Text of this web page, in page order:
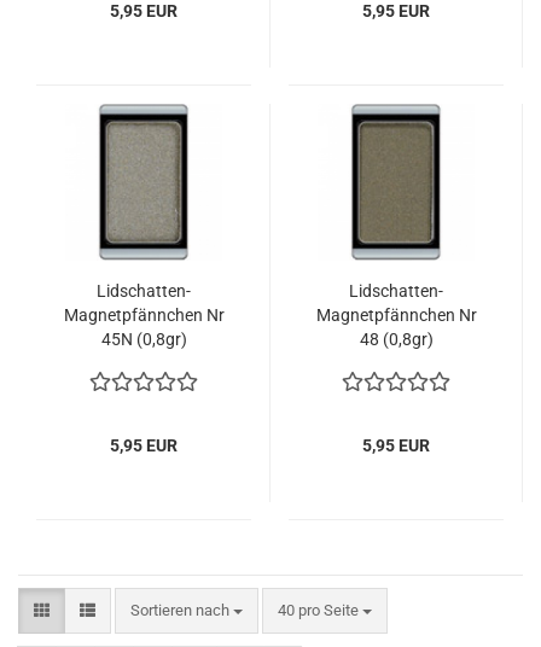
5,95 EUR 5,95 EUR
Lidschatten-
Magnetpfännchen Nr
45N (0,8gr)
5,95 EUR
Lidschatten-
Magnetpfännchen Nr
48 (0,8gr)
5,95 EUR
Sortieren nach
Sortieren nach 40 pro Seite
pro Seite